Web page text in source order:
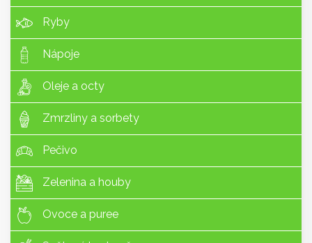
Ryby
Nápoje
Oleje a octy
Zmrzliny a sorbety
Pečivo
Zelenina a houby
Ovoce a puree